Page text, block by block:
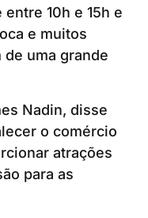
10h e 15h e
e muitos
uma grande
Nadin, disse
o comércio
atrações
para as